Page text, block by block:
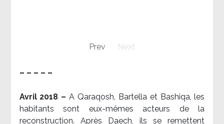
Prev Next
– – – – –
Avril 2018 –A Qaraqosh, Bartella et Bashiqa, les
habitants sont eux-mêmes acteurs de la
reconstruction. Après Daech, ils se remettent